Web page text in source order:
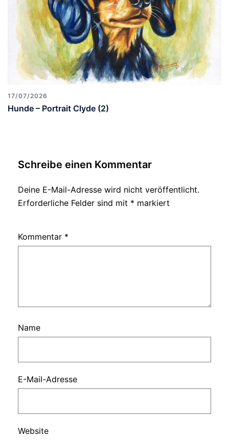
17/07/2026
Hunde – Portrait Clyde (2)
Schreibe einen Kommentar
Deine E-Mail-Adresse wird nicht veröffentlicht.
Erforderliche Felder sind mit * markiert
Kommentar *
Name
E-Mail-Adresse
Website